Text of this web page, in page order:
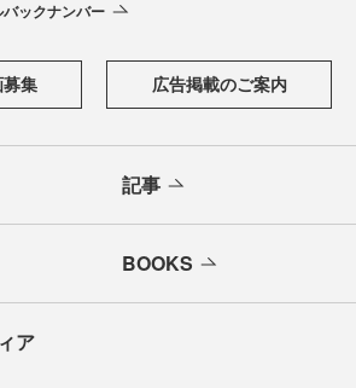
バックナンバー
集 広告掲載のご案内
記事
BOOKS
ア